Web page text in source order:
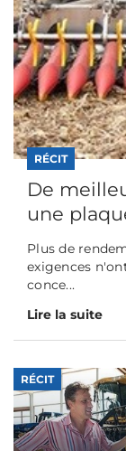
RÉCIT
De
une
Plus de
exigences
conce...
Lire la suite
RÉCIT